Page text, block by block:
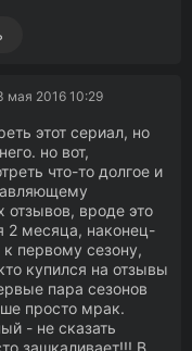
мая 2016 10:29
этот сериал, но
но вот,
что-то долгое и
отзывов, вроде это
2 месяца, наконец-
первому сезону,
купился на отзывы
пара сезонов
просто мрак.
- не сказать
зашкаливает!!! В